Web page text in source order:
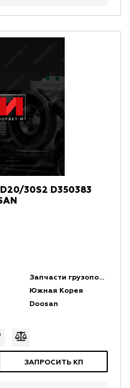
30S2 D350383
Запчасти грузоподъемной мачты и каретки
Южная Корея
Doosan
ЗАПРОСИТЬ КП